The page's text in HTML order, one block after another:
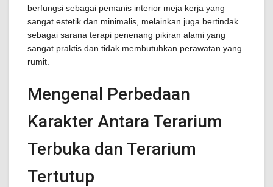
berfungsi sebagai pemanis interior meja kerja yang
sangat estetik dan minimalis, melainkan juga bertindak
sebagai sarana terapi penenang pikiran alami yang
sangat praktis dan tidak membutuhkan perawatan yang
rumit.
Mengenal Perbedaan
Karakter Antara Terarium
Terbuka dan Terarium
Tertutup